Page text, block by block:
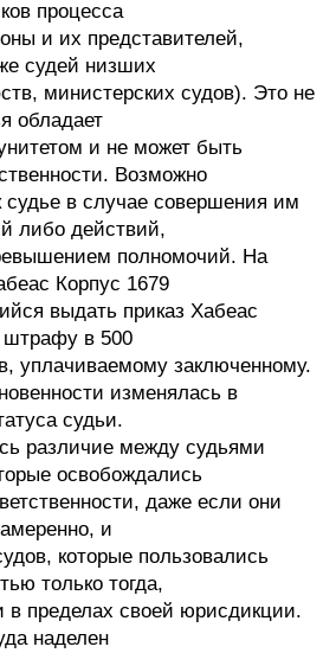
процесса
и их представителей,
судей низших
министерских судов). Это не
обладает
и не может быть
Возможно
судье в случае совершения им
либо действий,
полномочий. На
Корпус 1679
выдать приказ Хабеас
штрафу в 500
уплачиваемому заключенному.
изменялась в
судьи.
различие между судьями
освобождались
даже если они
и
которые пользовались
только тогда,
в пределах своей юрисдикции.
наделен